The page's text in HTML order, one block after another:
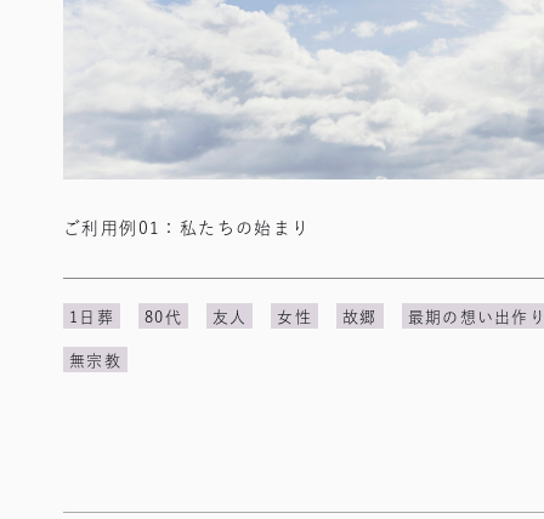
ご利用例01：私たちの始まり
1日葬 80代 友人 女性 故郷 最期の想い出作
無宗教